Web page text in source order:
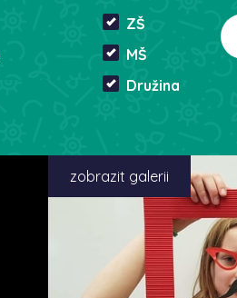
ZŠ
MŠ
Družina
zobrazit galerii